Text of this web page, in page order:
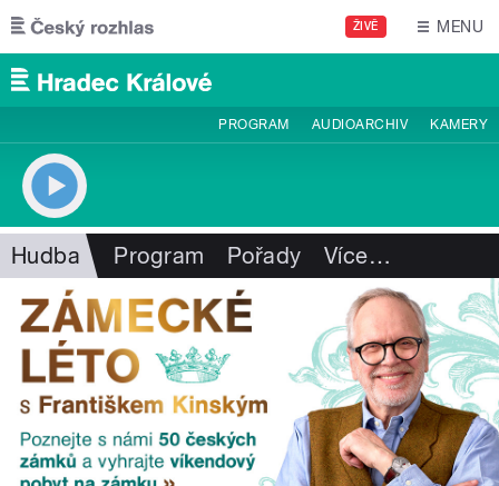
Přejít k hlavnímu obsahu
ŽIVĚ MENU
PROGRAM AUDIOARCHIV KAMERY
Hudba Program Pořady Více…